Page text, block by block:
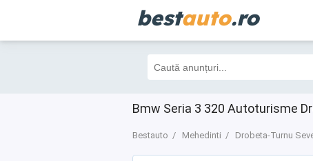
bestauto.ro
Bmw Seria 3 320 Autoturisme
Bestauto Mehedinti Drobeta-Turnu
Filtre 10 Toate
1